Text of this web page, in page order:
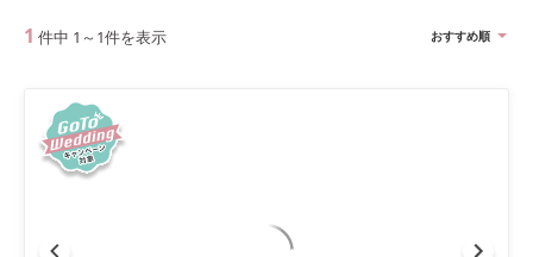
1 件中 1 ～ 1件を表示 おすすめ順